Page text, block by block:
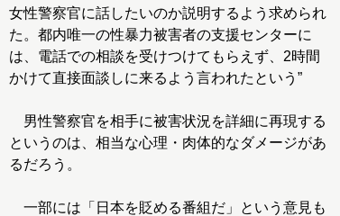
女性警察官に話したいのか説明するよう求められ
た。都内唯一の性暴力被害者の支援センターに
は、電話での相談を受けつけてもらえず、2時間
かけて直接面談しに来るよう言われたという”
男性警察官を相手に被害状況を詳細に再現する
というのは、相当な心理・肉体的なダメージがあ
るだろう。
一部には「日本を貶める番組だ」という意見も